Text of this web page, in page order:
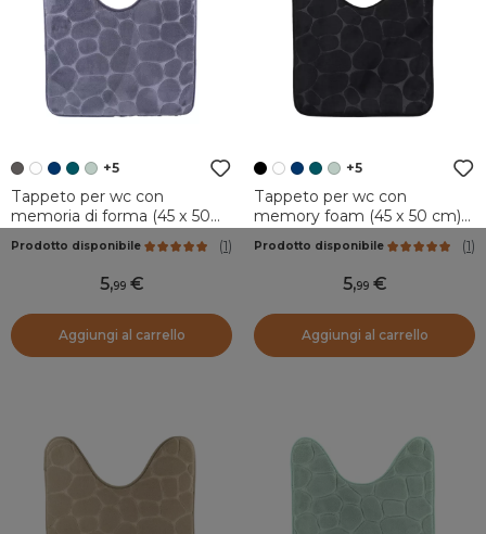
+5
Tappeto per wc con
memoria di forma (45 x 50
Prodotto disponibile (1)
5,99
Aggiungi al carrello
+5
Tappeto per wc con
memory foam (45 x 50 cm)
Prodotto disponibile (1)
5,99
Aggiungi al carrello